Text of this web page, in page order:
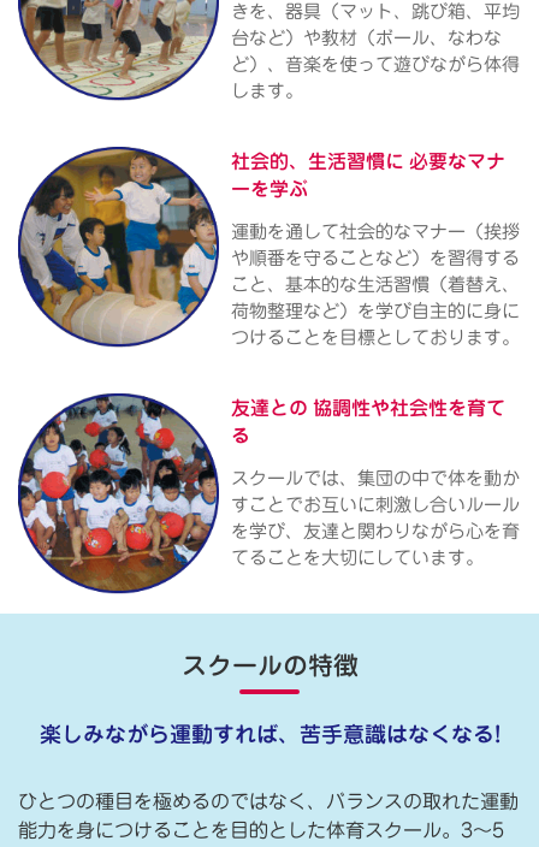
きを、器具（マット、跳び箱、平均
台など）や教材（ボール、なわな
ど）、音楽を使って遊びながら体得
します。
社会的、生活習慣に 必要なマナ
ーを学ぶ
運動を通して社会的なマナー（挨拶
や順番を守ることなど）を習得する
こと、基本的な生活習慣（着替え、
荷物整理など）を学び自主的に身に
つけることを目標としております。
友達との 協調性や社会性を育て
る
スクールでは、集団の中で体を動か
すことでお互いに刺激し合いルール
を学び、友達と関わりながら心を育
てることを大切にしています。
スクールの特徴
楽しみながら運動すれば、苦手意識はなくなる!
ひとつの種目を極めるのではなく、バランスの取れた運動
能力を身につけることを目的とした体育スクール。3〜5